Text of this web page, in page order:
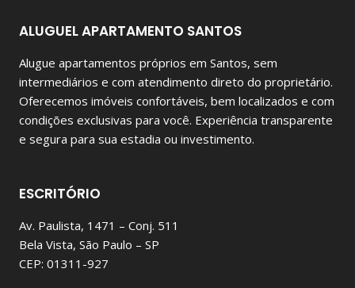
ALUGUEL APARTAMENTO SANTOS
Alugue apartamentos próprios em Santos, sem
intermediários e com atendimento direto do proprietário.
Oferecemos imóveis confortáveis, bem localizados e com
condições exclusivas para você. Experiência transparente
e segura para sua estadia ou investimento.
ESCRITÓRIO
Av. Paulista, 1471 – Conj. 511
Bela Vista, São Paulo – SP
CEP: 01311-927